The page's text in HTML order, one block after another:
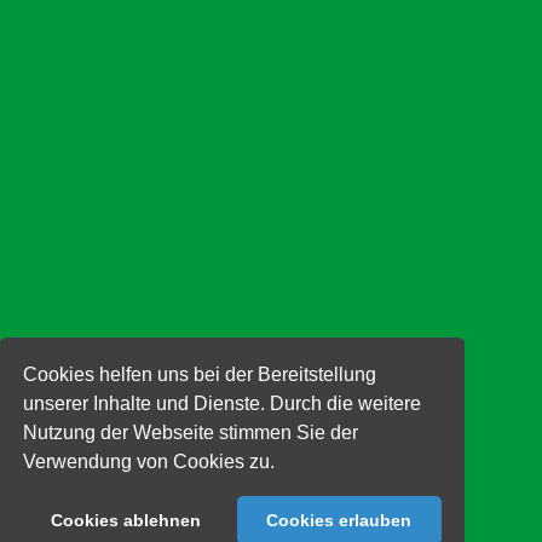
Cookies helfen uns bei der Bereitstellung
unserer Inhalte und Dienste. Durch die weitere
Nutzung der Webseite stimmen Sie der
Verwendung von Cookies zu.
Cookies ablehnen Cookies erlauben